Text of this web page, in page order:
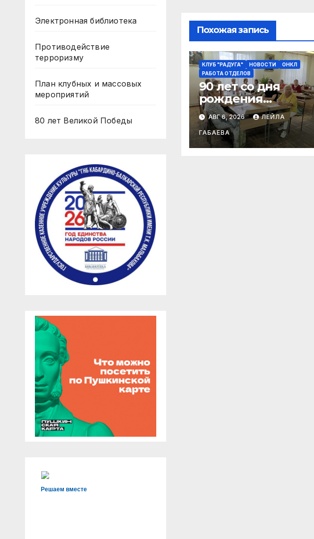
Электронная библиотека
Противодействие
терроризму
План клубных и массовых
мероприятий
80 лет Великой Победы
Решаем вместе
Похожая запись
КЛУБ "РАДУГА" НОВОСТИ
ОНКЛ
РАБОТА ОТДЕЛОВ
90 лет со дня
рождения
Ибрагима Бабаева.
АВГ 6, 2026 ЛЕЙЛА
ГАБАЕВА